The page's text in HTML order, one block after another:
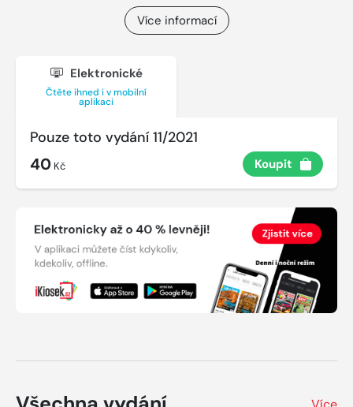
Více informací
Elektronické
Čtěte ihned i v mobilní
aplikaci
Pouze toto vydání 11/2021
40 Kč Koupit